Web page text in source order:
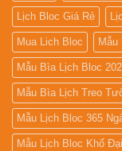
Lịch Bloc Giá Rẻ
Mua Lich Bloc Mẫu
Mẫu Bìa Lịch Bloc
Mẫu Bìa Lịch Treo
Mẫu Lịch Bloc 365
Mẫu Lịch Bloc Khổ Đại